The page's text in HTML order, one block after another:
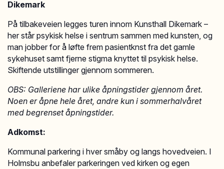
Dikemark
På tilbakeveien legges turen innom Kunsthall Dikemark –
her står psykisk helse i sentrum sammen med kunsten, og
man jobber for å løfte frem pasientknst fra det gamle
sykehuset samt fjerne stigma knyttet til psykisk helse.
Skiftende utstillinger gjennom sommeren.
OBS: Galleriene har ulike åpningstider gjennom året.
Noen er åpne hele året, andre kun i sommerhalvåret
med begrenset åpningstider.
Adkomst:
Kommunal parkering i hver småby og langs hovedveien. I
Holmsbu anbefaler parkeringen ved kirken og egen